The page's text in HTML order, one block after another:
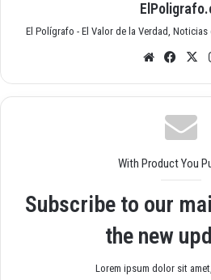
El Polígrafo - El Valor de la Verdad,
Siti
we
b
Fac
ok
With Product You
Subscribe to our
the new
Lorem ipsum dolor sit